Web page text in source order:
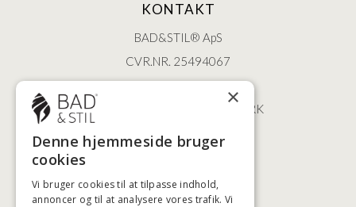
KONTAKT
BAD&STIL® ApS
CVR.NR. 25494067
ØSTERBROGADE 202
2100 KØBENHAVN • DANMARK
+45 3920 5084
×
Denne hjemmeside bruger
cookies
Vi bruger cookies til at tilpasse indhold,
annoncer og til at analysere vores trafik. Vi